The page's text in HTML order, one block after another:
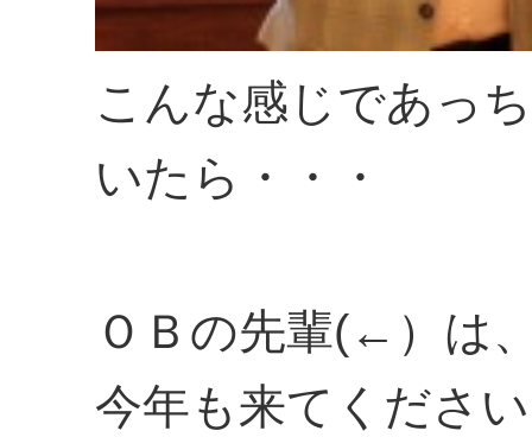
こんな感じであっ
いたら・・・
ＯＢの先輩(←）は
今年も来てくださ